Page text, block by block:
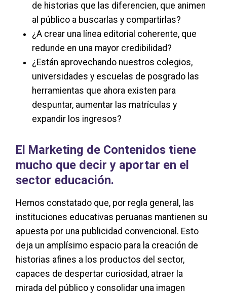
de historias que las diferencien, que animen
al público a buscarlas y compartirlas?
¿A crear una línea editorial coherente, que
redunde en una mayor credibilidad?
¿Están aprovechando nuestros colegios,
universidades y escuelas de posgrado las
herramientas que ahora existen para
despuntar, aumentar las matrículas y
expandir los ingresos?
El Marketing de Contenidos tiene
mucho que decir y aportar en el
sector educación.
Hemos constatado que, por regla general, las
instituciones educativas peruanas mantienen su
apuesta por una publicidad convencional. Esto
deja un amplísimo espacio para la creación de
historias afines a los productos del sector,
capaces de despertar curiosidad, atraer la
mirada del público y consolidar una imagen